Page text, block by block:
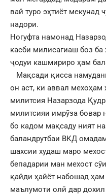
вай туро эҳтиёт мекунад
надори.
Ногуфта намонад
касби милисагиаш боз ба
ҷодуи кашмириро ҳам
Мақсади қисса
он аст, ки аввал мехоҳам
милитсия Назарзода
милитсияи имрӯза бовар
бо кадом мақсаду ният
баландрутбаи ВКД
шахсии худаш маро
бепадарии ман мехост
қайди ҳайёт набошад
маълумоти олӣ дар